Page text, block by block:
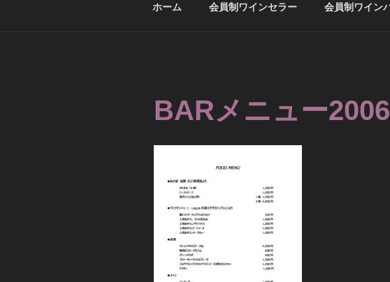
ホーム
会員制ワインセラー
会員制ワイン
BARメニュー